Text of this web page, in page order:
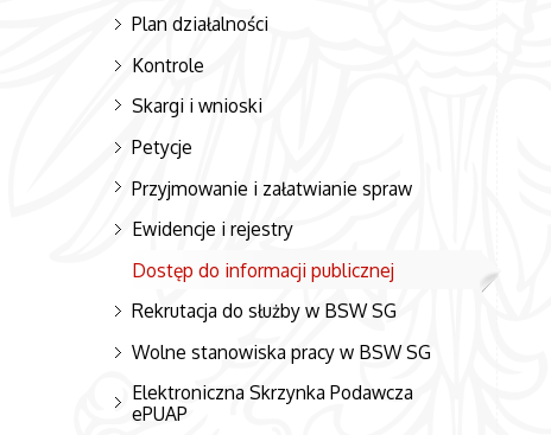
Plan działalności
Kontrole
Skargi i wnioski
Petycje
Przyjmowanie i załatwianie spraw
Ewidencje i rejestry
Dostęp do informacji publicznej
Rekrutacja do służby w BSW SG
Wolne stanowiska pracy w BSW SG
Elektroniczna Skrzynka Podawcza
ePUAP